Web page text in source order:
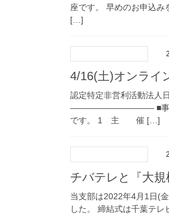
座です。 早めのお申
[…]
4/16(土)オンライ
認定特定非営利活動法人
―――――――――― ■事業継
です。 1 主 催 […]
チバテレと『大
当支部は2022年4月1日(
した。 締結式は千葉テ